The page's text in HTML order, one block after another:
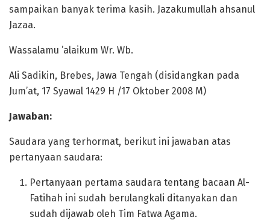
sampaikan banyak terima kasih. Jazakumullah ahsanul
Jazaa.
Wassalamu ’alaikum Wr. Wb.
Ali Sadikin, Brebes, Jawa Tengah (disidangkan pada
Jum’at, 17 Syawal 1429 H /17 Oktober 2008 M)
Jawaban:
Saudara yang terhormat, berikut ini jawaban atas
pertanyaan saudara:
Pertanyaan pertama saudara tentang bacaan Al-
Fatihah ini sudah berulangkali ditanyakan dan
sudah dijawab oleh Tim Fatwa Agama.